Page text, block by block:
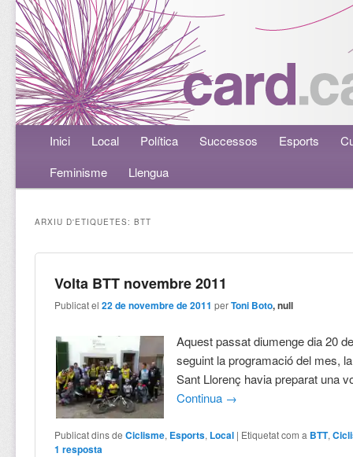
Menú principalAneu al contingut principal
Aneu al contingut secundari
Inici Local Política Successos Esports
Feminisme
Llengua
ARXIU D'ETIQUETES:BTT
Volta BTT novembre 2011
Publicat el22 de novembre de 2011 perToni Boto, null
Aquest passat diumenge dia 20
seguint la programació del mes,
Sant Llorenç havia preparat una
Continua →
Publicat dins de Ciclisme, Esports, Local | Etiquetat com a BTT,
1 resposta